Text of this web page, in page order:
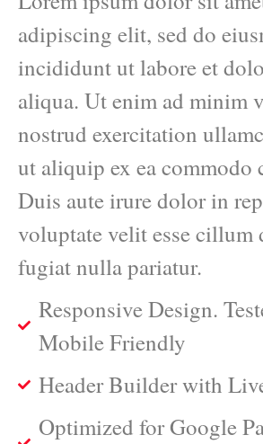
adipiscing elit, sed do
incididunt ut labore et
aliqua. Ut enim ad minim
nostrud exercitation
ut aliquip ex ea commodo
Duis aute irure dolor in
voluptate velit esse cillum
fugiat nulla pariatur.
Responsive Design.
Mobile Friendly
Header Builder with
Optimized for Google